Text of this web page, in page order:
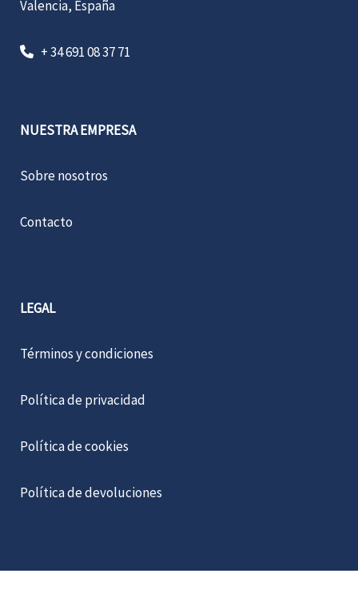
Valencia, España
+ 34 691 08 37 71
NUESTRA EMPRESA
Sobre nosotros
Contacto
LEGAL
Términos y condiciones
Política de privacidad
Política de cookies
Política de devoluciones